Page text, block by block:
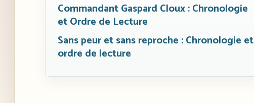
Commandant Gaspard Cloux : Chronologie
et Ordre de Lecture
Sans peur et sans reproche : Chronologie et
ordre de lecture